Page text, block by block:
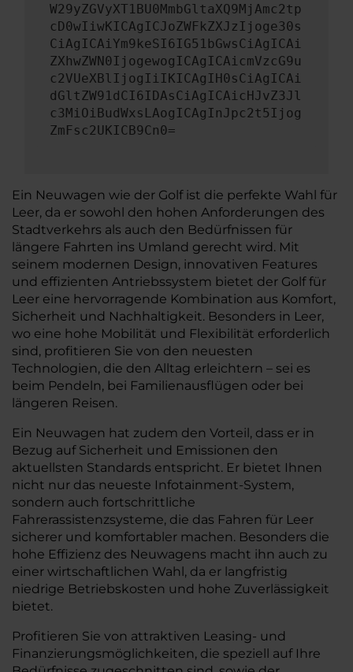
W29yZGVyXT1BU0MmbGltaXQ9MjAmc2tp
cD0wIiwKICAgICJoZWFkZXJzIjoge30s
CiAgICAiYm9keSI6IG51bGwsCiAgICAi
ZXhwZWN0IjogewogICAgICAicmVzcG9u
c2VUeXBlIjogIiIKICAgIH0sCiAgICAi
dGltZW91dCI6IDAsCiAgICAicHJvZ3Jl
c3MiOiBudWxsLAogICAgInJpc2t5Ijog
ZmFsc2UKICB9Cn0=
Ein Neuwagen wie der Golf ist die perfekte Wahl für
Leer, da er sowohl den hohen Anforderungen des
Stadtverkehrs als auch den Bedürfnissen für
längere Fahrten ins Umland gerecht wird. Mit
seinem modernen Design, innovativen Features
und effizienten Antriebssystem bietet der Golf für
Leer eine hervorragende Kombination aus Komfort,
Sicherheit und Nachhaltigkeit. Besonders in Leer,
wo eine hohe Mobilität und Flexibilität erforderlich
sind, profitieren Sie von den neuesten
Technologien, die den Alltag erleichtern – sei es
beim Pendeln, bei Familienausflügen oder bei
längeren Reisen.
Ein Neuwagen hat zudem den Vorteil, dass er in
Bezug auf Sicherheit und Emissionen den
aktuellsten Standards entspricht. Er bietet Ihnen
nicht nur das neueste Infotainment-System,
sondern auch fortschrittliche
Fahrerassistenzsysteme, die das Fahren für Leer
sicherer und komfortabler machen. Besonders die
hohe Effizienz des Neuwagens macht ihn auch zu
einer wirtschaftlichen Wahl, da er langfristig
niedrige Betriebskosten und hohe Zuverlässigkeit
bietet.
Profitieren Sie von attraktiven Leasing- und
Finanzierungsmöglichkeiten, die speziell auf Ihre